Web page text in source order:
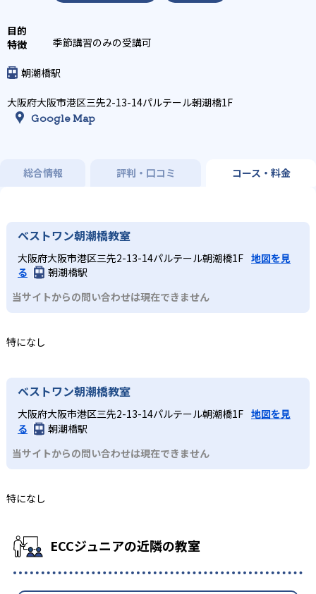
季節講習のみの受講可
朝潮橋駅
大阪府大阪市港区三先2-13-14パルテール朝潮橋1F
Google Map
総合情報 評判・口コミ コース・料金
ベストワン朝潮橋教室
大阪府大阪市港区三先2-13-14パルテール朝潮橋1F 地図を見
る
朝潮橋駅
当サイトからの問い合わせは現在できません
特になし
ベストワン朝潮橋教室
大阪府大阪市港区三先2-13-14パルテール朝潮橋1F 地図を見
る
朝潮橋駅
当サイトからの問い合わせは現在できません
特になし
ECCジュニアの近隣の教室